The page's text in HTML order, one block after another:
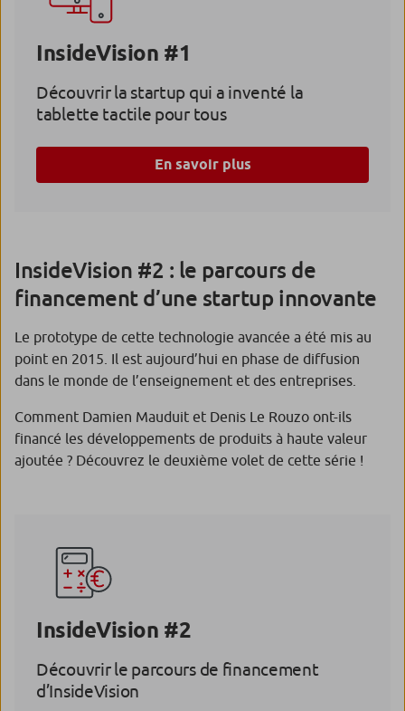
InsideVision #1
Découvrir la startup qui a inventé la
tablette tactile pour tous
En savoir plus
InsideVision #2 : le parcours de
financement d’une startup innovante
Le prototype de cette technologie avancée a été mis au
point en 2015. Il est aujourd’hui en phase de diffusion
dans le monde de l’enseignement et des entreprises.
Comment Damien Mauduit et Denis Le Rouzo ont-ils
financé les développements de produits à haute valeur
ajoutée ? Découvrez le deuxième volet de cette série !
InsideVision #2
Découvrir le parcours de financement
d’InsideVision